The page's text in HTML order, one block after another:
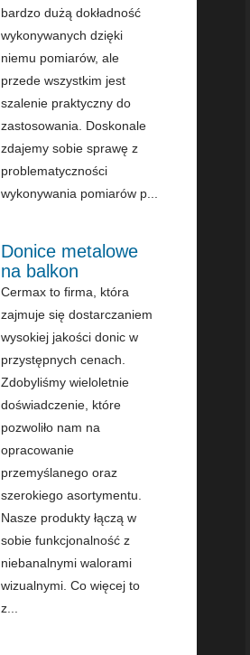
bardzo dużą dokładność
wykonywanych dzięki
niemu pomiarów, ale
przede wszystkim jest
szalenie praktyczny do
zastosowania. Doskonale
zdajemy sobie sprawę z
problematyczności
wykonywania pomiarów p...
Donice metalowe
na balkon
Cermax to firma, która
zajmuje się dostarczaniem
wysokiej jakości donic w
przystępnych cenach.
Zdobyliśmy wieloletnie
doświadczenie, które
pozwoliło nam na
opracowanie
przemyślanego oraz
szerokiego asortymentu.
Nasze produkty łączą w
sobie funkcjonalność z
niebanalnymi walorami
wizualnymi. Co więcej to
z...